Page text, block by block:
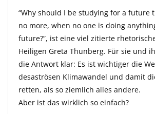
“Why should I be studying for a future
no more, when no one is doing
future?”, ist eine viel zitierte
Heiligen Greta Thunberg. Für sie und
die Antwort klar: Es ist wichtiger die
desaströsen Klimawandel und damit
retten, als so ziemlich alles andere.
Aber ist das wirklich so einfach?